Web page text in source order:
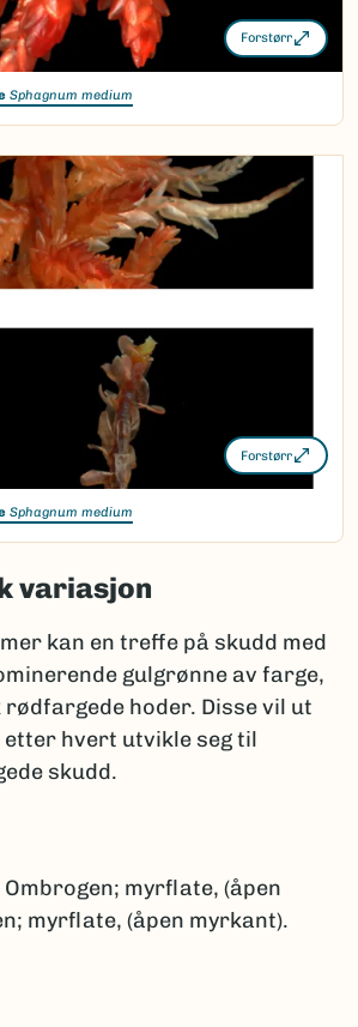
Forstørr
Sphagnum medium
Forstørr
Sphagnum medium
variasjon
kan en treffe på skudd med
gulgrønne av farge,
hoder. Disse vil ut
hvert utvikle seg til
skudd.
Ombrogen; myrflate, (åpen
myrflate, (åpen myrkant).